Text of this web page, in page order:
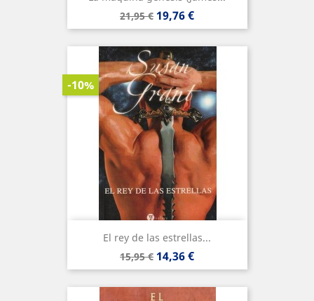
Precio
base
21,95 € Precio
19,76 €
El rey de las estrellas...
Precio
base
15,95 €
-10%
Precio
14,36 €